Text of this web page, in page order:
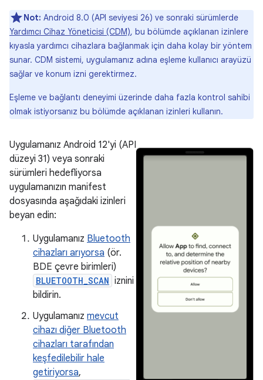
Not: Android 8.0 (API seviyesi 26) ve sonraki sürümlerde
Yardımcı Cihaz Yöneticisi (CDM), bu bölümde açıklanan izinlere
kıyasla yardımcı cihazlara bağlanmak için daha kolay bir yöntem
sunar. CDM sistemi, uygulamanız adına eşleme kullanıcı arayüzü
sağlar ve konum izni gerektirmez.
Eşleme ve bağlantı deneyimi üzerinde daha fazla kontrol sahibi
olmak istiyorsanız bu bölümde açıklanan izinleri kullanın.
Uygulamanız Android 12'yi (API
düzeyi 31) veya sonraki
sürümleri hedefliyorsa
uygulamanızın manifest
dosyasında aşağıdaki izinleri
beyan edin:
Uygulamanız Bluetooth
cihazları arıyorsa (ör.
BDE çevre birimleri)
BLUETOOTH_SCAN iznini
bildirin.
Uygulamanız mevcut
cihazı diğer Bluetooth
cihazları tarafından
keşfedilebilir hale
getiriyorsa,